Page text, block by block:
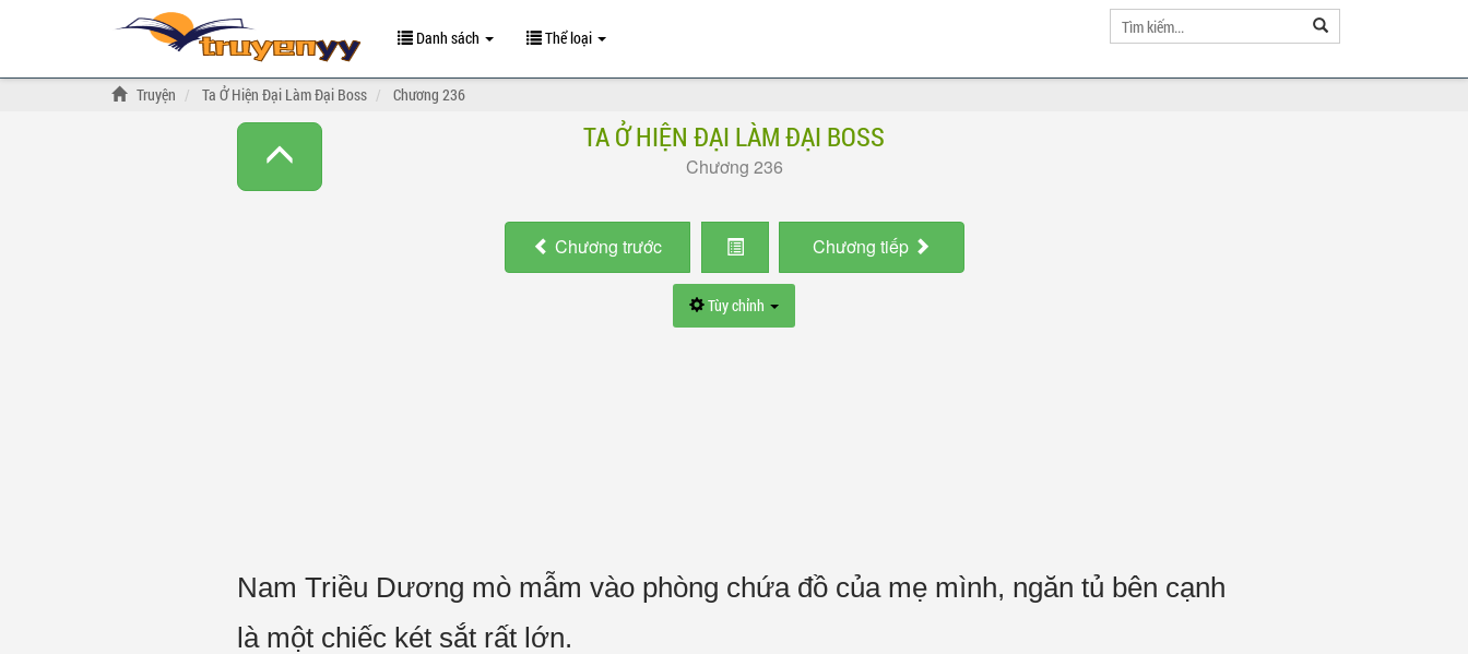
Danh sách Thể loại
Truyện Ta Ở Hiện Đại Làm Đại Boss Chương 236
TA Ở HIỆN ĐẠI LÀM ĐẠI BOSS
Chương 236
Chương trước Chương tiếp
Tùy chỉnh
Nam Triều Dương mò mẫm vào phòng chứa đồ của mẹ mình, ngăn tủ bên cạnh
là một chiếc két sắt rất lớn.